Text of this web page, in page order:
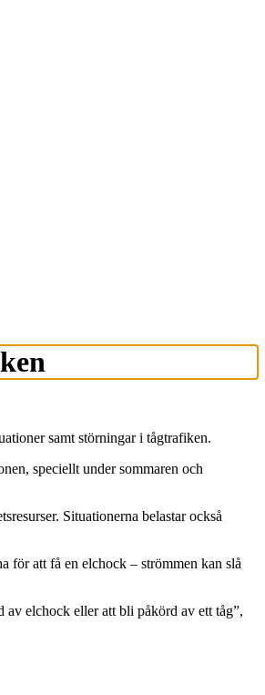
samt störningar i tågtrafiken.
speciellt under sommaren och
Situationerna belastar också
för att få en elchock – strömmen kan slå
elchock eller att bli påkörd av ett tåg”,